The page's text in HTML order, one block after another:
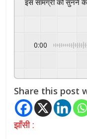
इस सामग्री को सुनने
0:00
Share this post